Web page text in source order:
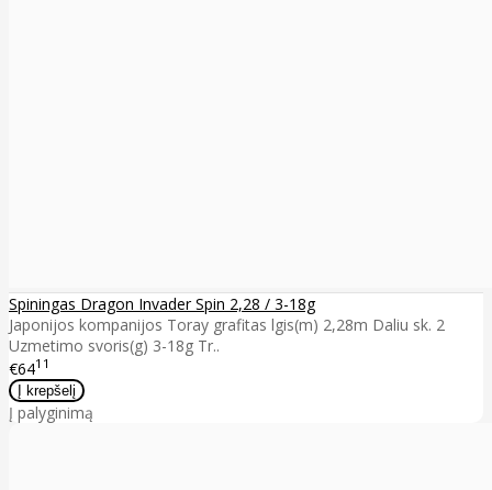
Spiningas Dragon Invader Spin 2,28 / 3-18g
Japonijos kompanijos Toray grafitas lgis(m) 2,28m Daliu sk. 2
Uzmetimo svoris(g) 3-18g Tr..
€6411
Į palyginimą